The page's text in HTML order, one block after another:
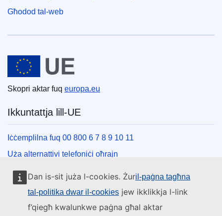
Dan is-sit juża l-cookies. Żuril-paġna tagħna
tal-politika dwar il-cookies jew ikklikkja l-link
f’qiegħ kwalunkwe paġna għal aktar
Għodod tal-web
Unjoni Ewropea
Skopri aktar fuq europa.eu
Ikkuntattja lill-UE
Iċċemplilna fuq 00 800 6 7 8 9 10 11
Uża alternattivi telefoniċi oħrajn
Iktbilna permezz tal-formola ta’ kuntatt tagħna
Iltaqa’ magħna f’wieħed miċ-ċentri tal-UE